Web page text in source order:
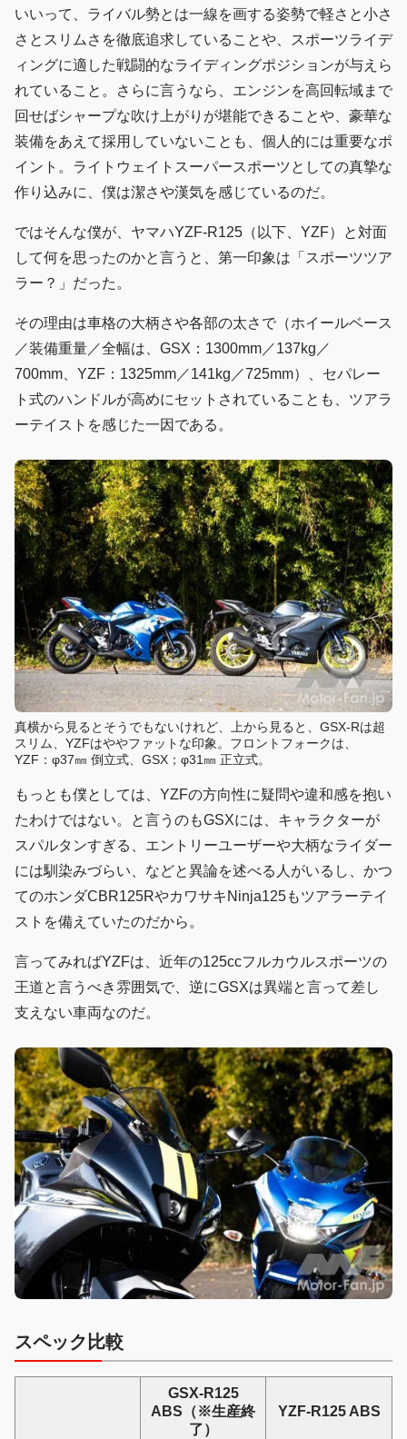
いいって、ライバル勢とは一線を画する姿勢で軽さと小さ
さとスリムさを徹底追求していることや、スポーツライデ
ィングに適した戦闘的なライディングポジションが与えら
れていること。さらに言うなら、エンジンを高回転域まで
回せばシャープな吹け上がりが堪能できることや、豪華な
装備をあえて採用していないことも、個人的には重要なポ
イント。ライトウェイトスーパースポーツとしての真摯な
作り込みに、僕は潔さや漢気を感じているのだ。
ではそんな僕が、ヤマハYZF-R125（以下、YZF）と対面
して何を思ったのかと言うと、第一印象は「スポーツツア
ラー？」だった。
その理由は車格の大柄さや各部の太さで（ホイールベース
／装備重量／全幅は、GSX：1300mm／137kg／
700mm、YZF：1325mm／141kg／725mm）、セパレー
ト式のハンドルが高めにセットされていることも、ツアラ
ーテイストを感じた一因である。
真横から見るとそうでもないけれど、上から見ると、GSX-Rは超
スリム、YZFはややファットな印象。フロントフォークは、
YZF：φ37㎜ 倒立式、GSX；φ31㎜ 正立式。
もっとも僕としては、YZFの方向性に疑問や違和感を抱い
たわけではない。と言うのもGSXには、キャラクターが
スパルタンすぎる、エントリーユーザーや大柄なライダー
には馴染みづらい、などと異論を述べる人がいるし、かつ
てのホンダCBR125RやカワサキNinja125もツアラーテイ
ストを備えていたのだから。
言ってみればYZFは、近年の125ccフルカウルスポーツの
王道と言うべき雰囲気で、逆にGSXは異端と言って差し
支えない車両なのだ。
スペック比較
GSX-R125
ABS（※生産終
了）
YZF-R125 ABS